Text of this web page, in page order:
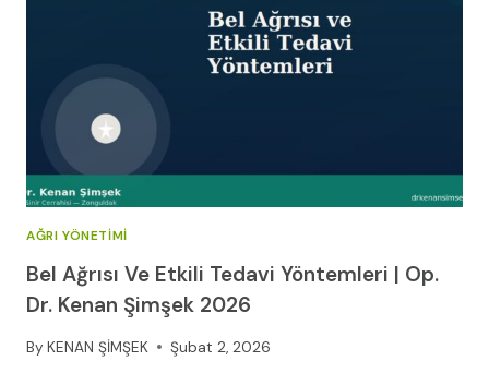
AĞRI YÖNETIMI
Bel Ağrısı Ve Etkili Tedavi Yöntemleri | Op.
Dr. Kenan Şimşek 2026
By KENAN ŞİMŞEK Şubat 2, 2026